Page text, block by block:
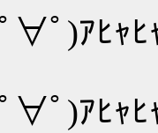
∀ﾟ)ｱﾋｬ
∀ﾟ)ｱﾋｬ